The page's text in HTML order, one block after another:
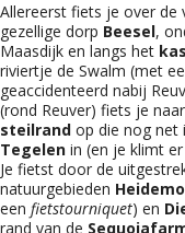
Allereerst fiets je over de
gezellige dorp Beesel,
Maasdijk en langs het
riviertje de Swalm (met
geaccidenteerd nabij
(rond Reuver) fiets je naar
steilrand op die nog net
Tegelen in (en je klimt
Je fietst door de
natuurgebieden
een fietstourniquet) en
rand van de